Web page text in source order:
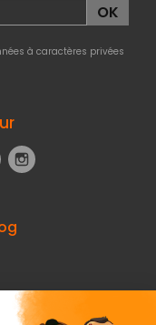
à caractères privées
Pinterest